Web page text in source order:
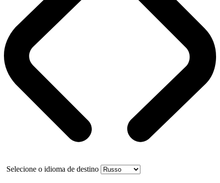
Selecione o idioma de destino